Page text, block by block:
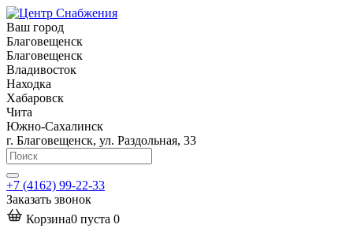
Ваш город
Благовещенск
Благовещенск
Владивосток
Находка
Хабаровск
Чита
Южно-Сахалинск
г. Благовещенск, ул. Раздольная, 33
+7 (4162) 99-22-33
Заказать звонок
Корзина0 пуста 0